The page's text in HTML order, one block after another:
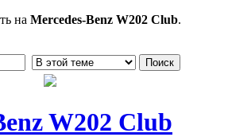
на Mercedes-Benz W202 Club.
W202 Club